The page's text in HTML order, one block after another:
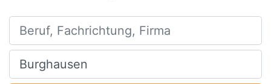
Beruf, Fachrichtung, Firma
Ort, Stadt